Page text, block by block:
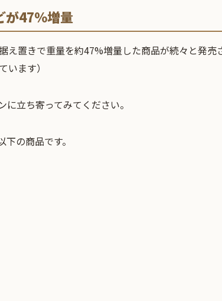
が47%増量
え置きで重量を約47%増量した商品が続々と発売
います）
立ち寄ってみてください。
の商品です。